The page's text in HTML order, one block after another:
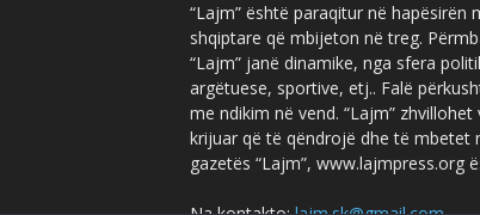
“Lajm” është paraqitur në
shqiptare që mbijeton në treg.
“Lajm” janë dinamike, nga sfera
argëtuese, sportive, etj.. Falë
me ndikim në vend. “Lajm”
krijuar që të qëndrojë dhe të mbetet
gazetës “Lajm”,